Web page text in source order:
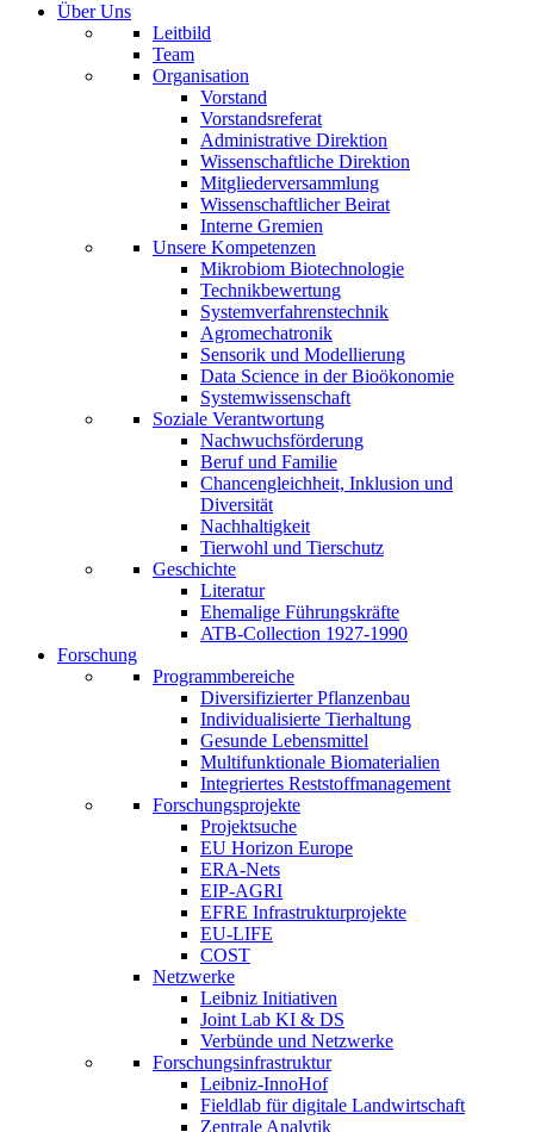
Über Uns
Leitbild
Team
Organisation
Vorstand
Vorstandsreferat
Administrative Direktion
Wissenschaftliche Direktion
Mitgliederversammlung
Wissenschaftlicher Beirat
Interne Gremien
Unsere Kompetenzen
Mikrobiom Biotechnologie
Technikbewertung
Systemverfahrenstechnik
Agromechatronik
Sensorik und Modellierung
Data Science in der Bioökonomie
Systemwissenschaft
Soziale Verantwortung
Nachwuchsförderung
Beruf und Familie
Chancengleichheit, Inklusion und
Diversität
Nachhaltigkeit
Tierwohl und Tierschutz
Geschichte
Literatur
Ehemalige Führungskräfte
ATB-Collection 1927-1990
Forschung
Programmbereiche
Diversifizierter Pflanzenbau
Individualisierte Tierhaltung
Gesunde Lebensmittel
Multifunktionale Biomaterialien
Integriertes Reststoffmanagement
Forschungsprojekte
Projektsuche
EU Horizon Europe
ERA-Nets
EIP-AGRI
EFRE Infrastrukturprojekte
EU-LIFE
COST
Netzwerke
Leibniz Initiativen
Joint Lab KI & DS
Verbünde und Netzwerke
Forschungsinfrastruktur
Leibniz-InnoHof
Fieldlab für digitale Landwirtschaft
Zentrale Analytik